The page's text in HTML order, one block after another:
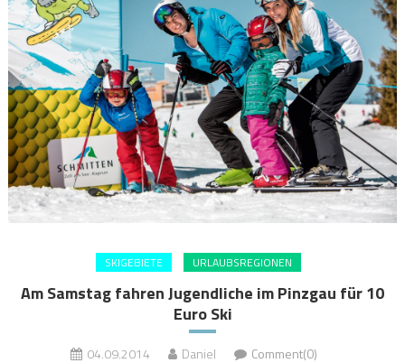
SKIGEBIETE URLAUBSREGIONEN
Am Samstag fahren Jugendliche im Pinzgau für 10
Euro Ski
04.09.2014 Daniel Comment(0)